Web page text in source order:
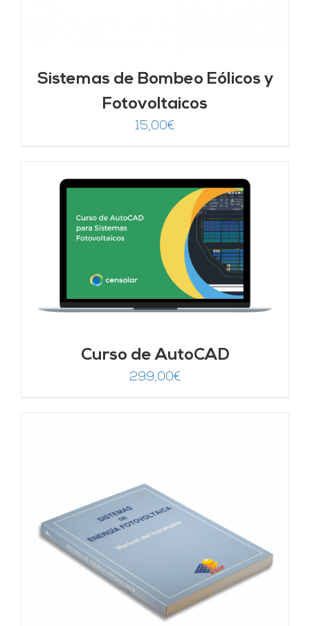
Sistemas de Bombeo Eólicos y
Fotovoltaicos
15,00€
Curso de AutoCAD
299,00€